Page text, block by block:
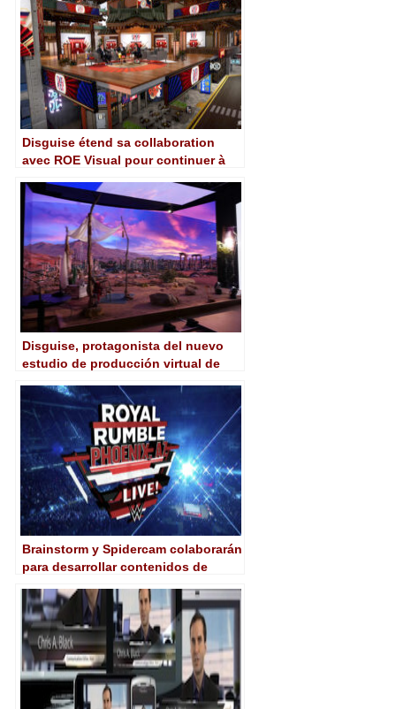
Disguise étend sa collaboration
avec ROE Visual pour continuer à
Disguise, protagonista del nuevo
estudio de producción virtual de
Brainstorm y Spidercam colaborarán
para desarrollar contenidos de
grandes eventos